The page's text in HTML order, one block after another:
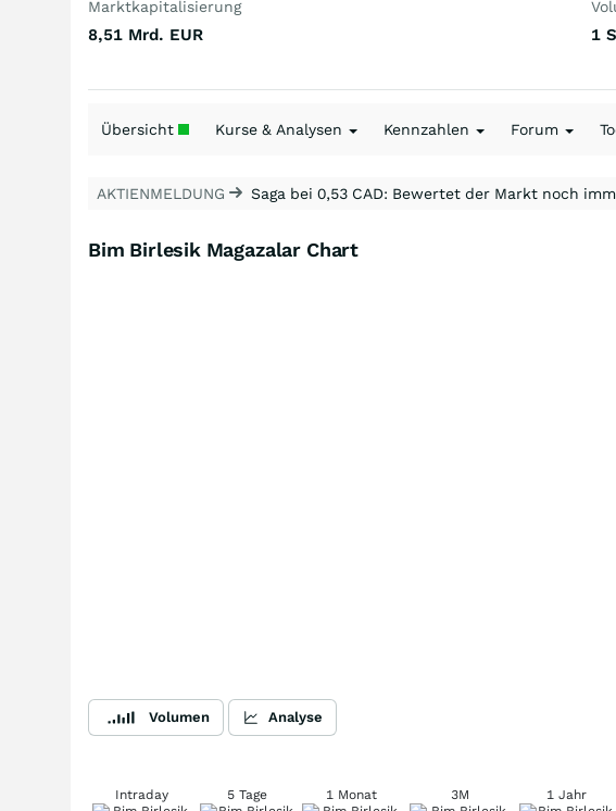
Marktkapitalisierung
8,51 Mrd. EUR 1
Übersicht Kurse & Analysen Kennzahlen Forum
AKTIENMELDUNG Saga bei 0,53 CAD: Bewertet der Markt noch
Bim Birlesik Magazalar Chart
Volumen Analyse
Intraday 5 Tage 1 Monat 3M 1 Jahr